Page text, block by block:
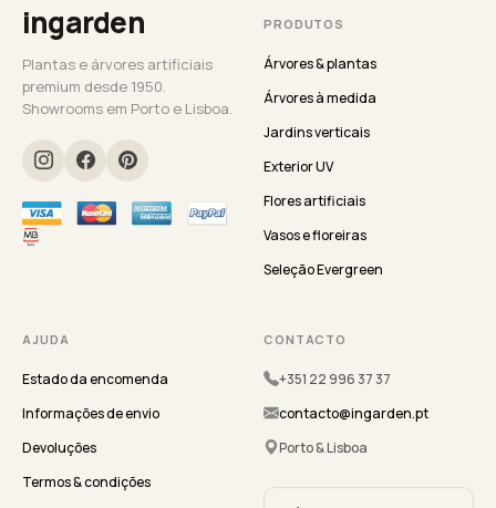
ingarden
Plantas e árvores artificiais
premium desde 1950.
Showrooms em Porto e Lisboa.
PRODUTOS
Árvores & plantas
Árvores à medida
Jardins verticais
Exterior UV
Flores artificiais
Vasos e floreiras
Seleção Evergreen
AJUDA
Estado da encomenda
Informações de envio
Devoluções
Termos & condições
CONTACTO
+351 22 996 37 37
contacto@ingarden.pt
Porto & Lisboa